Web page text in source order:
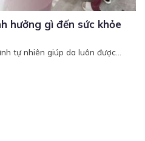
hưởng gì đến sức khỏe
tự nhiên giúp da luôn được...